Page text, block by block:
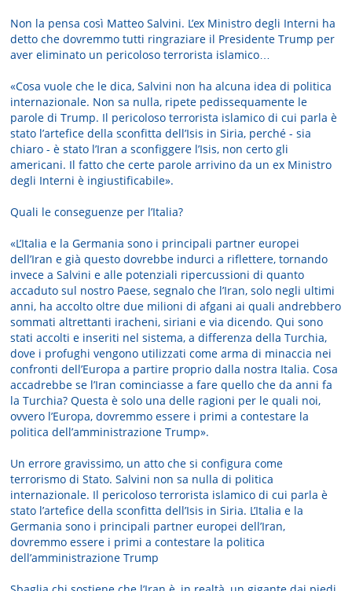
Non la pensa così Matteo Salvini. L’ex Ministro degli Interni ha
detto che dovremmo tutti ringraziare il Presidente Trump per
aver eliminato un pericoloso terrorista islamico…
«Cosa vuole che le dica, Salvini non ha alcuna idea di politica
internazionale. Non sa nulla, ripete pedissequamente le
parole di Trump. Il pericoloso terrorista islamico di cui parla è
stato l’artefice della sconfitta dell’Isis in Siria, perché - sia
chiaro - è stato l’Iran a sconfiggere l’Isis, non certo gli
americani. Il fatto che certe parole arrivino da un ex Ministro
degli Interni è ingiustificabile».
Quali le conseguenze per l’Italia?
«L’Italia e la Germania sono i principali partner europei
dell’Iran e già questo dovrebbe indurci a riflettere, tornando
invece a Salvini e alle potenziali ripercussioni di quanto
accaduto sul nostro Paese, segnalo che l’Iran, solo negli ultimi
anni, ha accolto oltre due milioni di afgani ai quali andrebbero
sommati altrettanti iracheni, siriani e via dicendo. Qui sono
stati accolti e inseriti nel sistema, a differenza della Turchia,
dove i profughi vengono utilizzati come arma di minaccia nei
confronti dell’Europa a partire proprio dalla nostra Italia. Cosa
accadrebbe se l’Iran cominciasse a fare quello che da anni fa
la Turchia? Questa è solo una delle ragioni per le quali noi,
ovvero l’Europa, dovremmo essere i primi a contestare la
politica dell’amministrazione Trump».
Un errore gravissimo, un atto che si configura come
terrorismo di Stato. Salvini non sa nulla di politica
internazionale. Il pericoloso terrorista islamico di cui parla è
stato l’artefice della sconfitta dell’Isis in Siria. L’Italia e la
Germania sono i principali partner europei dell’Iran,
dovremmo essere i primi a contestare la politica
dell’amministrazione Trump